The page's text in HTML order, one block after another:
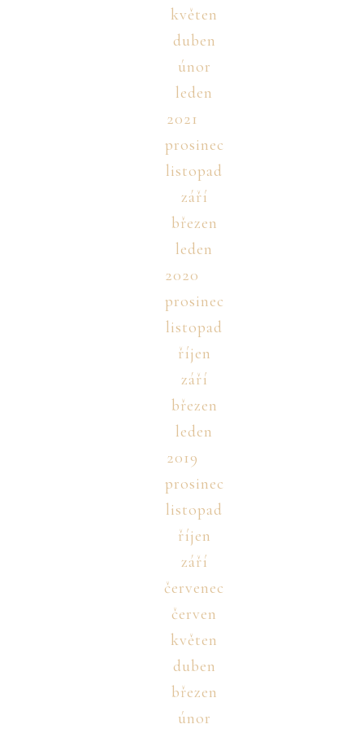
květen
duben
únor
leden
2021
prosinec
listopad
září
březen
leden
2020
prosinec
listopad
říjen
září
březen
leden
2019
prosinec
listopad
říjen
září
červenec
červen
květen
duben
březen
únor